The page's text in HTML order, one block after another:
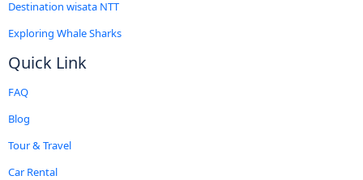
Destination wisata NTT
Exploring Whale Sharks
Quick Link
FAQ
Blog
Tour & Travel
Car Rental